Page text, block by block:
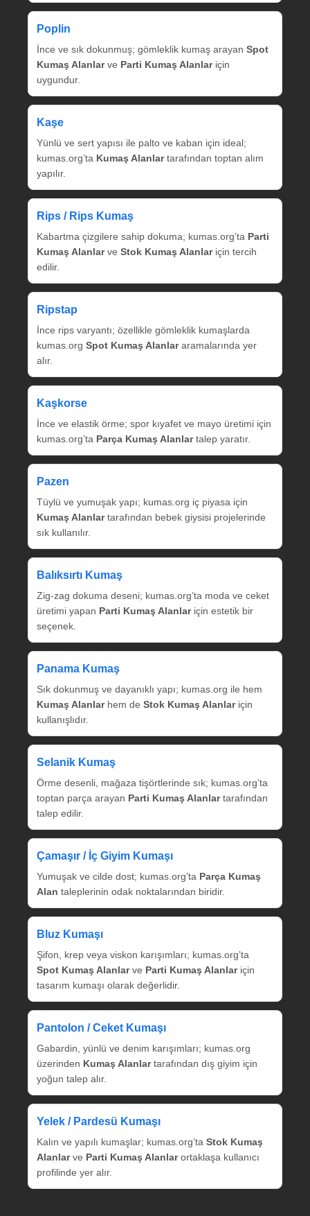
Poplin
İnce ve sık dokunmuş; gömleklik kumaş arayan Spot
Kumaş Alanlarve Parti Kumaş Alanlariçin
uygundur.
Kaşe
Yünlü ve sert yapısı ile palto ve kaban için ideal;
kumas.org’ta Kumaş Alanlartarafından toptan alım
yapılır.
Rips / Rips Kumaş
Kabartma çizgilere sahip dokuma; kumas.org’ta Parti
Kumaş Alanlarve Stok Kumaş Alanlariçin tercih
edilir.
Ripstap
İnce rips varyantı; özellikle gömleklik kumaşlarda
kumas.org Spot Kumaş Alanlararamalarında yer
alır.
Kaşkorse
İnce ve elastik örme; spor kıyafet ve mayo üretimi için
kumas.org’ta Parça Kumaş Alanlartalep yaratır.
Pazen
Tüylü ve yumuşak yapı; kumas.org iç piyasa için
Kumaş Alanlartarafından bebek giysisi projelerinde
sık kullanılır.
Balıksırtı Kumaş
Zig‑zag dokuma deseni; kumas.org’ta moda ve ceket
üretimi yapan Parti Kumaş Alanlariçin estetik bir
seçenek.
Panama Kumaş
Sık dokunmuş ve dayanıklı yapı; kumas.org ile hem
Kumaş Alanlarhem de Stok Kumaş Alanlariçin
kullanışlıdır.
Selanik Kumaş
Örme desenli, mağaza tişörtlerinde sık; kumas.org’ta
toptan parça arayan Parti Kumaş Alanlartarafından
talep edilir.
Çamaşır / İç Giyim Kumaşı
Yumuşak ve cilde dost; kumas.org’ta Parça Kumaş
Alan taleplerinin odak noktalarından biridir.
Bluz Kumaşı
Şifon, krep veya viskon karışımları; kumas.org’ta
Spot Kumaş Alanlarve Parti Kumaş Alanlariçin
tasarım kumaşı olarak değerlidir.
Pantolon / Ceket Kumaşı
Gabardin, yünlü ve denim karışımları; kumas.org
üzerinden Kumaş Alanlartarafından dış giyim için
yoğun talep alır.
Yelek / Pardesü Kumaşı
Kalın ve yapılı kumaşlar; kumas.org’ta Stok Kumaş
Alanlarve Parti Kumaş Alanlarortaklaşa kullanıcı
profilinde yer alır.